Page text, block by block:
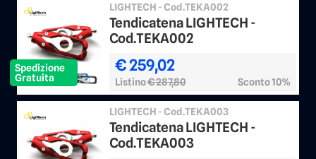
Spedizione
Gratuita
LIGHTECH - Cod.TEKA002
Tendicatena LIGHTECH -
Cod.TEKA002
€ 259,02
Listino€ 287,80 Sconto 10%
LIGHTECH - Cod.TEKA003
Tendicatena LIGHTECH -
Cod.TEKA003